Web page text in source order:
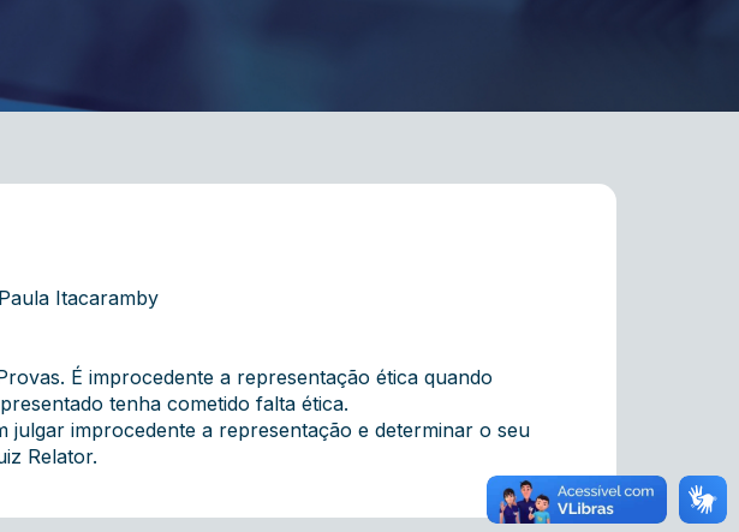
Itacaramby
É improcedente a representação ética quando
tenha cometido falta ética.
julgar improcedente a representação e determinar o seu
Relator.